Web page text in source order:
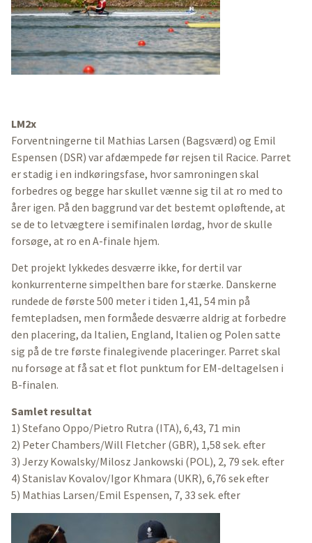
LM2x
Forventningerne til Mathias Larsen (Bagsværd) og Emil
Espensen (DSR) var afdæmpede før rejsen til Racice. Parret
er stadig i en indkøringsfase, hvor samroningen skal
forbedres og begge har skullet vænne sig til at ro med to
årer igen. På den baggrund var det bestemt opløftende, at
se de to letvægtere i semifinalen lørdag, hvor de skulle
forsøge, at ro en A-finale hjem.
Det projekt lykkedes desværre ikke, for dertil var
konkurrenterne simpelthen bare for stærke. Danskerne
rundede de første 500 meter i tiden 1,41, 54 min på
femtepladsen, men formåede desværre aldrig at forbedre
den placering, da Italien, England, Italien og Polen satte
sig på de tre første finalegivende placeringer. Parret skal
nu forsøge at få sat et flot punktum for EM-deltagelsen i
B-finalen.
Samlet resultat
1) Stefano Oppo/Pietro Rutra (ITA), 6,43, 71 min
2) Peter Chambers/Will Fletcher (GBR), 1,58 sek. efter
3) Jerzy Kowalsky/Milosz Jankowski (POL), 2, 79 sek. efter
4) Stanislav Kovalov/Igor Khmara (UKR), 6,76 sek efter
5) Mathias Larsen/Emil Espensen, 7, 33 sek. efter